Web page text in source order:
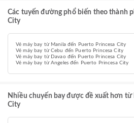
Các tuyến đường phổ biến theo thành
City
Vé máy bay từ Manila đến Puerto Princesa City
Vé máy bay từ Cebu đến Puerto Princesa City
Vé máy bay từ Davao đến Puerto Princesa City
Vé máy bay từ Angeles đến Puerto Princesa City
Nhiều chuyến bay được đề xuất hơn
City